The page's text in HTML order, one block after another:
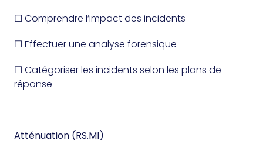
☐ Comprendre l’impact des incidents
☐ Effectuer une analyse forensique
☐ Catégoriser les incidents selon les plans de
réponse
Atténuation (RS.MI)